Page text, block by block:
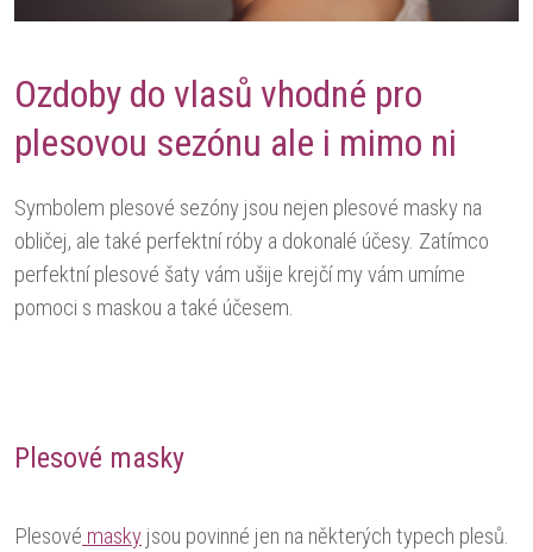
Ozdoby do vlasů vhodné pro
plesovou sezónu ale i mimo ni
Symbolem plesové sezóny jsou nejen plesové masky na
obličej, ale také perfektní róby a dokonalé účesy. Zatímco
perfektní plesové šaty vám ušije krejčí my vám umíme
pomoci s maskou a také účesem.
Plesové masky
Plesové masky jsou povinné jen na některých typech plesů.